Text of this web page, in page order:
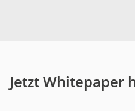
Jetzt Whitepaper